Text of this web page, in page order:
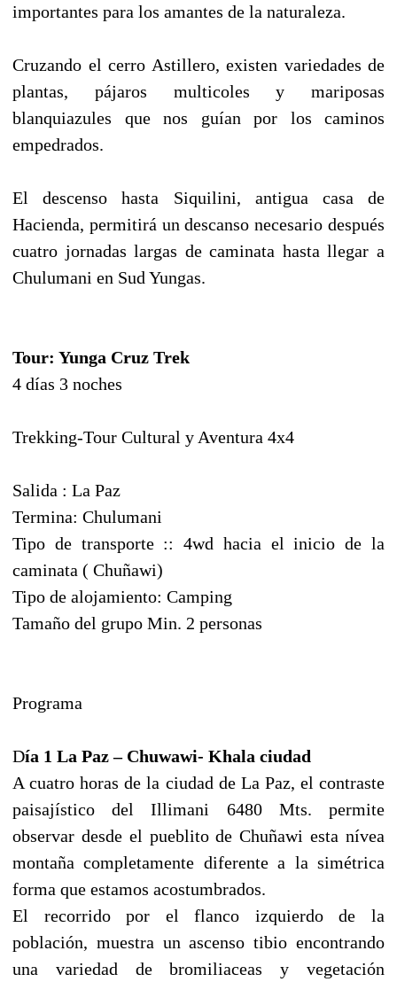
importantes para los amantes de la naturaleza.
Cruzando el cerro Astillero, existen variedades de
plantas, pájaros multicoles y mariposas
blanquiazules que nos guían por los caminos
empedrados.
El descenso hasta Siquilini, antigua casa de
Hacienda, permitirá un descanso necesario después
cuatro jornadas largas de caminata hasta llegar a
Chulumani en Sud Yungas.
Tour: Yunga Cruz Trek
4 días 3 noches
Trekking-Tour Cultural y Aventura 4x4
Salida : La Paz
Termina: Chulumani
Tipo de transporte :: 4wd hacia el inicio de la
caminata ( Chuñawi)
Tipo de alojamiento: Camping
Tamaño del grupo Min. 2 personas
Programa
Día 1 La Paz – Chuwawi- Khala ciudad
A cuatro horas de la ciudad de La Paz, el contraste
paisajístico del Illimani 6480 Mts. permite
observar desde el pueblito de Chuñawi esta nívea
montaña completamente diferente a la simétrica
forma que estamos acostumbrados.
El recorrido por el flanco izquierdo de la
población, muestra un ascenso tibio encontrando
una variedad de bromiliaceas y vegetación